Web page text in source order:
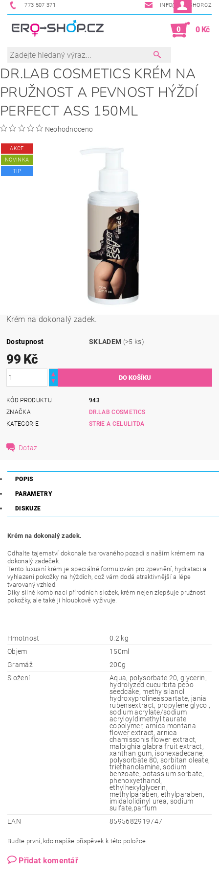
773 507 371 INFO@ERO-SHOP.CZ
0 0 Kč
DR.LAB COSMETICS KRÉM NA
PRUŽNOST A PEVNOST HÝŽDÍ
PERFECT ASS 150ML
Neohodnoceno
AKCE
NOVINKA
TIP
Krém na dokonalý zadek.
Dostupnost SKLADEM (>5 ks)
99 Kč
KÓD PRODUKTU
943
ZNAČKA
DR.LAB COSMETICS
KATEGORIE
STRIE A CELULITDA
Dotaz
POPIS
PARAMETRY
DISKUZE
Krém na dokonalý zadek.
Odhalte tajemství dokonale tvarovaného pozadí s naším krémem na
dokonalý zadeček.
Tento luxusní krém je speciálně formulován pro zpevnění, hydrataci a
vyhlazení pokožky na hýždích, což vám dodá atraktivnější a lépe
tvarovaný vzhled.
Díky silné kombinaci přírodních složek, krém nejen zlepšuje pružnost
pokožky, ale také ji hloubkově vyživuje.
Hmotnost
0.2 kg
Objem
150ml
Gramáž
200g
Složení
Aqua, polysorbate 20, glycerin,
hydrolyzed cucurbita pepo
seedcake, methylsilanol
hydroxyprolineaspartate, jania
rubensextract, propylene glycol,
sodium acrylate/sodium
acryloyldimethyl taurate
copolymer, arnica montana
flower extract, arnica
chamissonis flower extract,
malpighia glabra fruit extract,
xanthan gum, isohexadecane,
polysorbate 80, sorbitan oleate,
triethanolamine, sodium
benzoate, potassium sorbate,
phenoxyethanol,
ethylhexylglycerin,
methylparaben, ethylparaben,
imidalolidinyl urea, sodium
sulfate,parfum
EAN
8595682919747
Buďte první, kdo napíše příspěvek k této položce.
Přidat komentář